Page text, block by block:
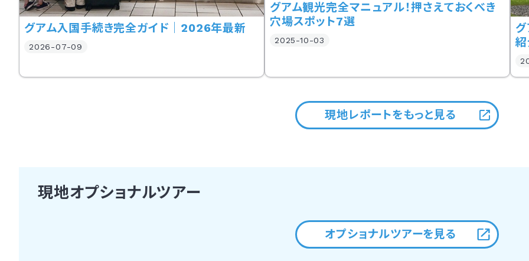
グアム入国手続き完全ガイド｜2026年最新
2026-07-09
グアム観光完全マニュアル！押さえておくべき
穴場スポット7選
2025-10-03
紹
現地レポートをもっと見る
現地オプショナルツアー
オプショナルツアーを見る